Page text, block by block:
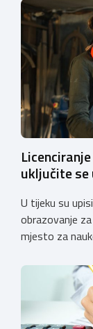
uključite se
U tijeku su
obrazovanje za
mjesto za
pravnoj
koji još nemaju
licenciranja
kvalitetno i
istodobno